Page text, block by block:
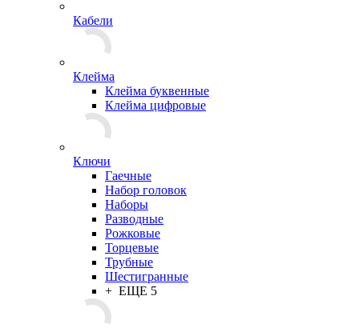
Кабели
Клейма
Клейма буквенные
Клейма цифровые
Ключи
Гаечные
Набор головок
Наборы
Разводные
Рожковые
Торцевые
Трубные
Шестигранные
+ ЕЩЕ 5